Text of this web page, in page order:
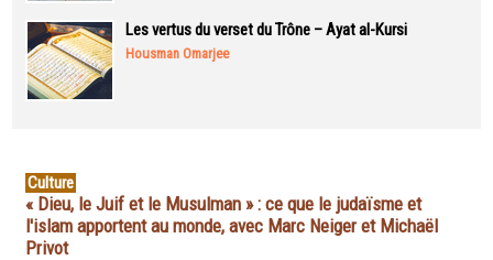
Les vertus du verset du Trône – Ayat al-Kursi
Housman Omarjee
Culture
« Dieu, le Juif et le Musulman » : ce que le judaïsme et
l'islam apportent au monde, avec Marc Neiger et Michaël
Privot